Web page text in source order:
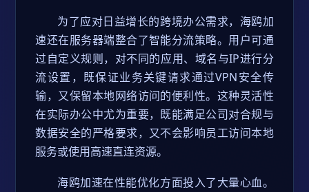
为了应对日益增长的跨境办公需求，海鸥加
速还在服务器端整合了智能分流策略。用户可通
过自定义规则，对不同的应用、域名与IP进行分
流设置，既保证业务关键请求通过VPN安全传
输，又保留本地网络访问的便利性。这种灵活性
在实际办公中尤为重要，既能满足公司对合规与
数据安全的严格要求，又不会影响员工访问本地
服务或使用高速直连资源。
海鸥加速在性能优化方面投入了大量心血。